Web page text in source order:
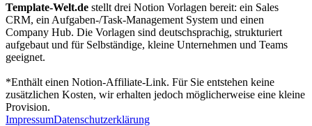
Template-Welt.de stellt drei Notion Vorlagen bereit: ein Sales
CRM, ein Aufgaben-/Task-Management System und einen
Company Hub. Die Vorlagen sind deutschsprachig, strukturiert
aufgebaut und für Selbständige, kleine Unternehmen und Teams
geeignet.
*Enthält einen Notion-Affiliate-Link. Für Sie entstehen keine
zusätzlichen Kosten, wir erhalten jedoch möglicherweise eine kleine
Provision.
ImpressumDatenschutzer­klärung